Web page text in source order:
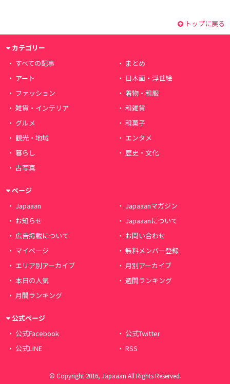
トップに戻る
カテゴリー
すべての記事
まとめ
アート
日本画・浮世絵
ファッション
着物・和服
雑貨・インテリア
和雑貨
グルメ
和菓子
観光・地域
エンタメ
暮らし
歴史・文化
古写真
ページ
Japaaan
Japaaanマガジン
お知らせ
Japaaanについて
広告掲載について
お問い合わせ
マイページ
無料メンバー登録
エリア別アーカイブ
月別アーカイブ
本日の人気
週間ランキング
月間ランキング
公式ページ
公式Facebook
公式Twitter
公式LINE
RSS
© Copyright 2016, Japaaan All Rights Reserved.